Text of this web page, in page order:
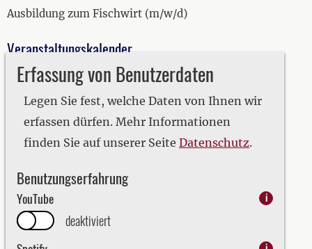
Erfassung von Benutzerdaten
Legen Sie fest, welche Daten von Ihnen wir
erfassen dürfen. Mehr Informationen
finden Sie auf unserer Seite Datenschutz.
Benutzungserfahrung
YouTube i
deaktiviert
Ausbildung zum Fischwirt (m/w/d)
Veranstaltungskalender
2019
2020
2021
2022
2024
2025
2026